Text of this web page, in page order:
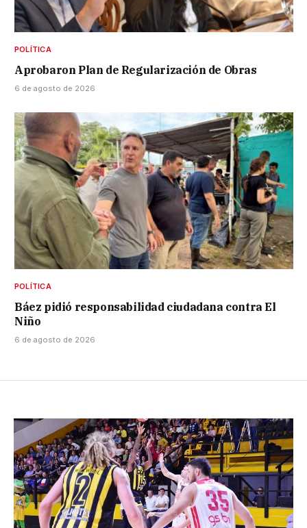
POLÍTICA
Aprobaron Plan de Regularización de Obras
6 de agosto de 2026
POLÍTICA
Báez pidió responsabilidad ciudadana contra El
Niño
6 de agosto de 2026